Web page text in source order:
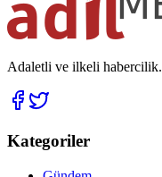
Adaletli ve ilkeli habercilik.
Kategoriler